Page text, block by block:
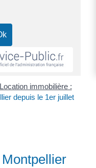
Location immobilière :
depuis le 1er juillet